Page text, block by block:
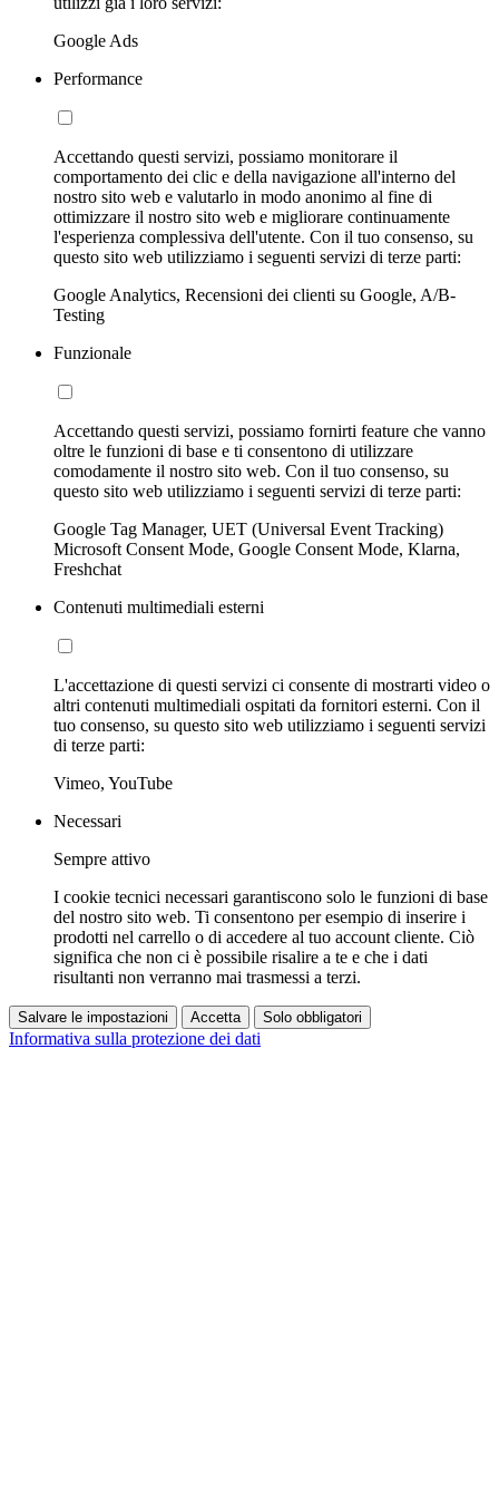
Google Ads
Performance
Accettando questi servizi, possiamo monitorare il
comportamento dei clic e della navigazione all'interno del
nostro sito web e valutarlo in modo anonimo al fine di
ottimizzare il nostro sito web e migliorare continuamente
l'esperienza complessiva dell'utente. Con il tuo consenso, su
questo sito web utilizziamo i seguenti servizi di terze parti:
Google Analytics, Recensioni dei clienti su Google, A/B-
Testing
Funzionale
Accettando questi servizi, possiamo fornirti feature che vanno
oltre le funzioni di base e ti consentono di utilizzare
comodamente il nostro sito web. Con il tuo consenso, su
questo sito web utilizziamo i seguenti servizi di terze parti:
Google Tag Manager, UET (Universal Event Tracking)
Microsoft Consent Mode, Google Consent Mode, Klarna,
Freshchat
Contenuti multimediali esterni
L'accettazione di questi servizi ci consente di mostrarti video o
altri contenuti multimediali ospitati da fornitori esterni. Con il
tuo consenso, su questo sito web utilizziamo i seguenti servizi
di terze parti:
Vimeo, YouTube
Necessari
Sempre attivo
I cookie tecnici necessari garantiscono solo le funzioni di base
del nostro sito web. Ti consentono per esempio di inserire i
prodotti nel carrello o di accedere al tuo account cliente. Ciò
significa che non ci è possibile risalire a te e che i dati
risultanti non verranno mai trasmessi a terzi.
Salvare le impostazioni Accetta Solo obbligatori
Informativa sulla protezione dei dati